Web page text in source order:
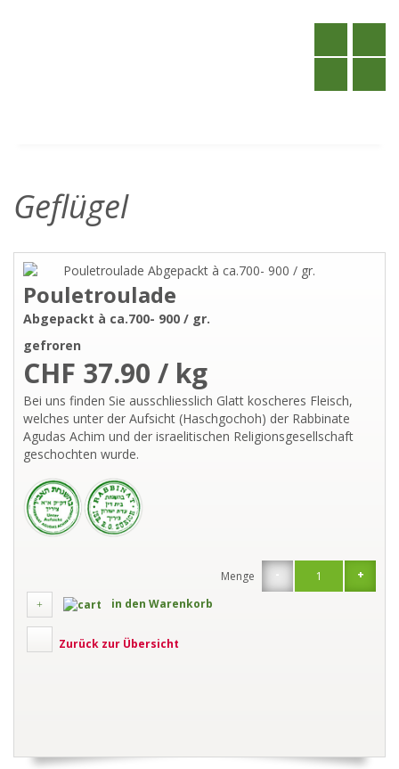
Geflügel
Pouletroulade
Abgepackt à ca.700- 900 / gr.
gefroren
CHF 37.90 / kg
Bei uns finden Sie ausschliesslich Glatt koscheres Fleisch,
welches unter der Aufsicht (Haschgochoh) der Rabbinate
Agudas Achim und der israelitischen Religionsgesellschaft
geschochten wurde.
- +
Menge
in den Warenkorb
Zurück zur Übersicht